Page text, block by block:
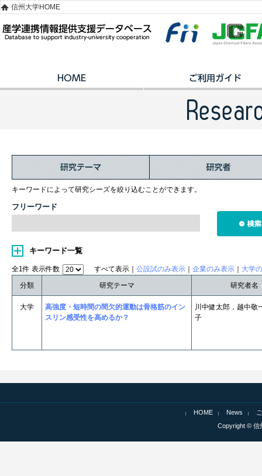
信州大学HOME
キーワードによって研究シーズを絞り込むことができます。
フリーワード
キーワード一覧
全1件 表示件数 すべて表示｜ 公設試のみ表示 企業のみ表示
大学
分類
研究テーマ 研究者名
大学
高強度・短時間の間欠的運動は骨格筋のイン
スリン感受性を高めるか？
川中健太郎，越中敬
子
HOME News
Copyright © 信